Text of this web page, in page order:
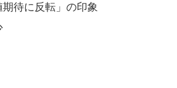
待に反転」の印象